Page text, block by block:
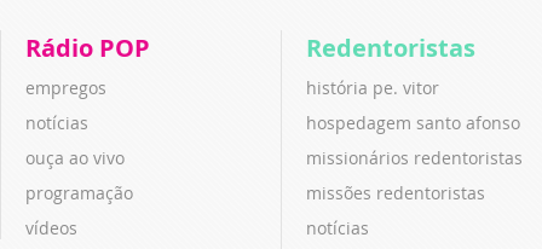
Rádio POP
empregos
notícias
ouça ao vivo
programação
vídeos
Redentoristas
história pe. vitor
hospedagem santo afonso
missionários redentoristas
missões redentoristas
notícias